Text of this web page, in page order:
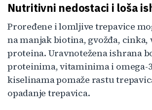
Nutritivni nedostaci i loša
Proređene i lomljive trepavice
na manjak biotina, gvožđa, cinka,
proteina. Uravnotežena ishrana
proteinima, vitaminima i omega-
kiselinama pomaže rastu
opadanje trepavica.